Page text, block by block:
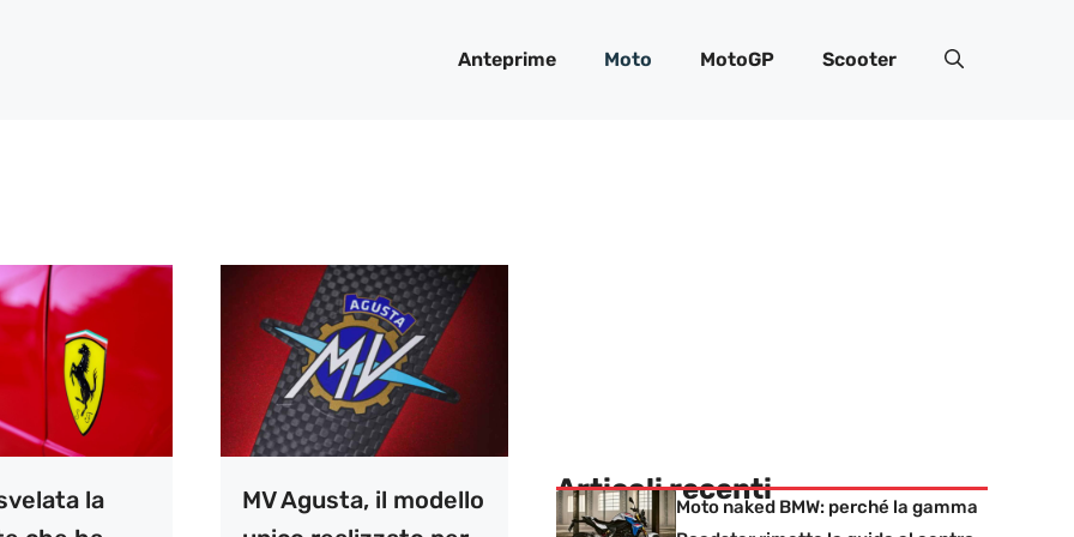
Anteprime Moto MotoGP Scooter
la
MV Agusta, il modello
Articoli recenti
Moto naked BMW: perché la gamma